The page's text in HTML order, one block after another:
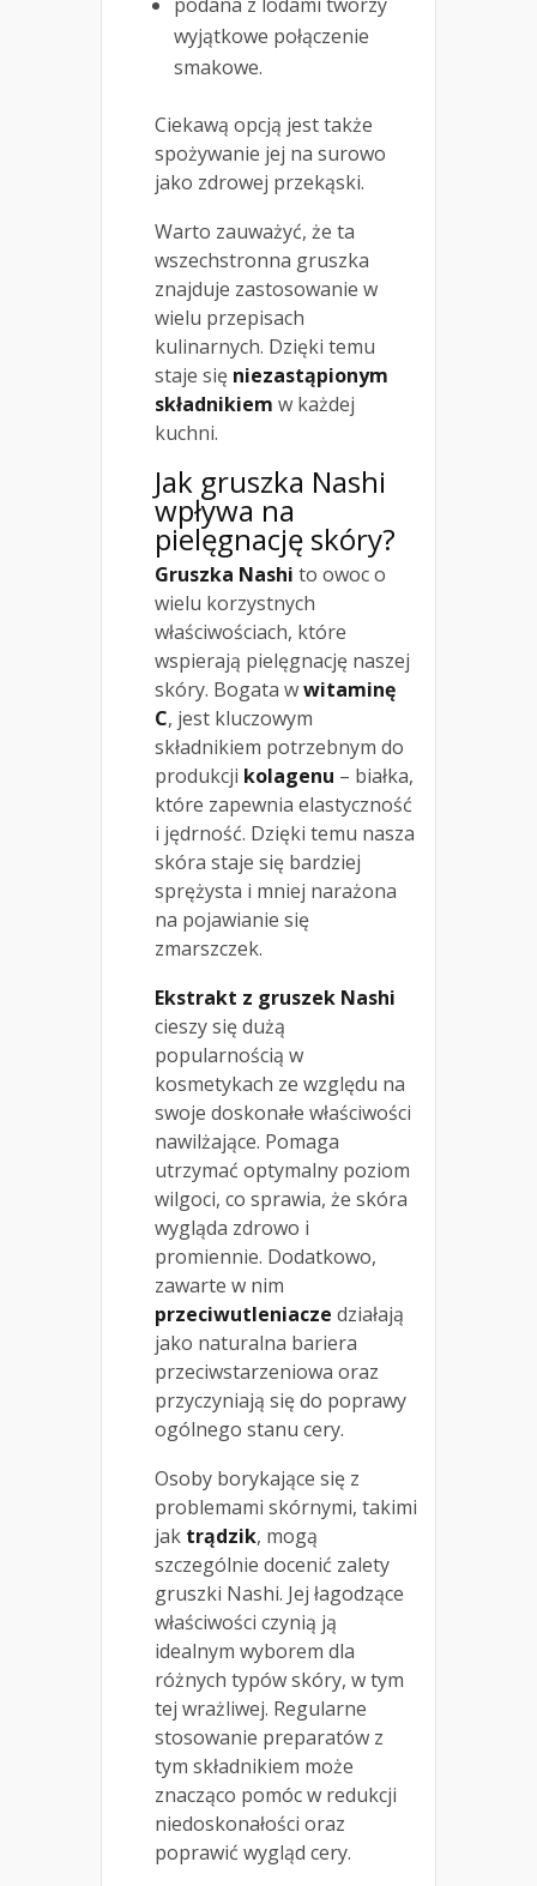
wyjątkowe połączenie
smakowe.
Ciekawą opcją jest także
spożywanie jej na surowo
jako zdrowej przekąski.
Warto zauważyć, że ta
wszechstronna gruszka
znajduje zastosowanie w
wielu przepisach
kulinarnych. Dzięki temu
staje się niezastąpionym
składnikiem w każdej
kuchni.
Jak gruszka Nashi
wpływa na
pielęgnację skóry?
Gruszka Nashi to owoc o
wielu korzystnych
właściwościach, które
wspierają pielęgnację naszej
skóry. Bogata wwitaminę
C, jest kluczowym
składnikiem potrzebnym do
produkcji kolagenu – białka,
które zapewnia elastyczność
i jędrność. Dzięki temu nasza
skóra staje się bardziej
sprężysta i mniej narażona
na pojawianie się
zmarszczek.
Ekstrakt z gruszek Nashi
cieszy się dużą
popularnością w
kosmetykach ze względu na
swoje doskonałe właściwości
nawilżające. Pomaga
utrzymać optymalny poziom
wilgoci, co sprawia, że skóra
wygląda zdrowo i
promiennie. Dodatkowo,
zawarte w nim
przeciwutleniacze działają
jako naturalna bariera
przeciwstarzeniowa oraz
przyczyniają się do poprawy
ogólnego stanu cery.
Osoby borykające się z
problemami skórnymi, takimi
jak trądzik, mogą
szczególnie docenić zalety
gruszki Nashi. Jej łagodzące
właściwości czynią ją
idealnym wyborem dla
różnych typów skóry, w tym
tej wrażliwej. Regularne
stosowanie preparatów z
tym składnikiem może
znacząco pomóc w redukcji
niedoskonałości oraz
poprawić wygląd cery.